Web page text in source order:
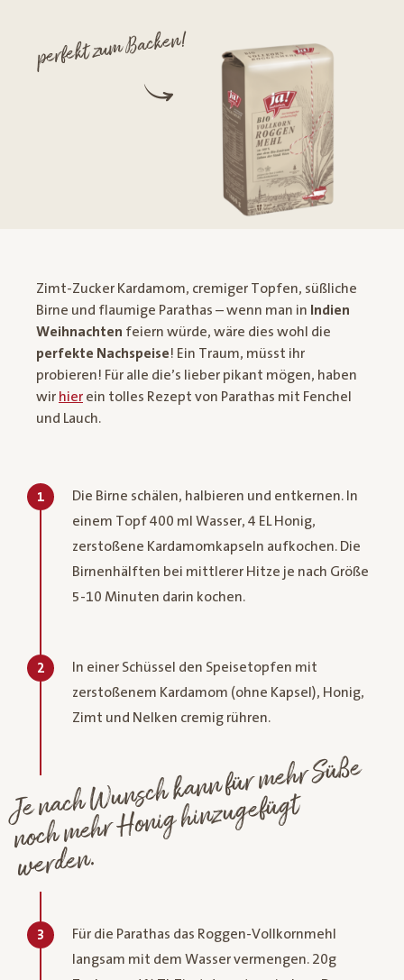
perfekt zum Backen!
Zimt-Zucker Kardamom, cremiger Topfen, süßliche
Birne und flaumige Parathas – wenn man in Indien
Weihnachten feiern würde, wäre dies wohl die
perfekte Nachspeise! Ein Traum, müsst ihr
probieren! Für alle die’s lieber pikant mögen, haben
wir hier ein tolles Rezept von Parathas mit Fenchel
und Lauch.
1
Die Birne schälen, halbieren und entkernen. In
einem Topf 400 ml Wasser, 4 EL Honig,
zerstoßene Kardamomkapseln aufkochen. Die
Birnenhälften bei mittlerer Hitze je nach Größe
5-10 Minuten darin kochen.
2
In einer Schüssel den Speisetopfen mit
zerstoßenem Kardamom (ohne Kapsel), Honig,
Zimt und Nelken cremig rühren.
Je nach
Wunsch kann für
mehr Süße
noch
mehr
Honig hinzugefügt
werden.
3
Für die Parathas das Roggen-Vollkornmehl
langsam mit dem Wasser vermengen. 20g